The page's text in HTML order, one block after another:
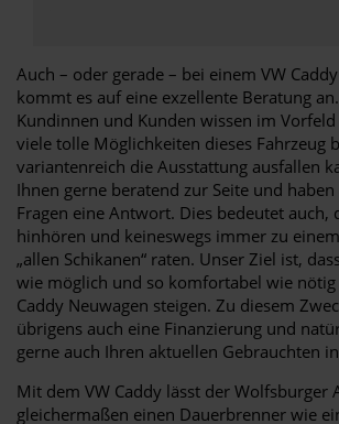
Auch – oder gerade – bei einem VW
kommt es auf eine exzellente Beratung
Kundinnen und Kunden wissen im
viele tolle Möglichkeiten dieses Fahrzeug
variantenreich die Ausstattung ausfallen
Ihnen gerne beratend zur Seite und
Fragen eine Antwort. Dies bedeutet auch,
hinhören und keineswegs immer zu
„allen Schikanen“ raten. Unser Ziel ist,
wie möglich und so komfortabel wie nötig
Caddy Neuwagen steigen. Zu diesem
übrigens auch eine Finanzierung und
gerne auch Ihren aktuellen Gebrauchten
Mit dem VW Caddy lässt der Wolfsburger
gleichermaßen einen Dauerbrenner wie